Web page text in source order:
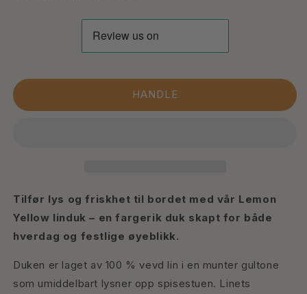
Håndlaget
til
Linduk
|
Håndlaget
til
HANDLE
Tilfør lys og friskhet til bordet med vår Lemon
Yellow linduk – en fargerik duk skapt for både
hverdag og festlige øyeblikk.
Duken er laget av 100 % vevd lin i en munter gultone
som umiddelbart lysner opp spisestuen. Linets